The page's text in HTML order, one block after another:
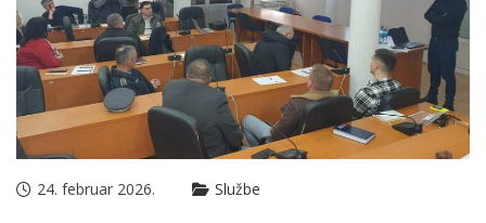
24. februar 2026. Službe